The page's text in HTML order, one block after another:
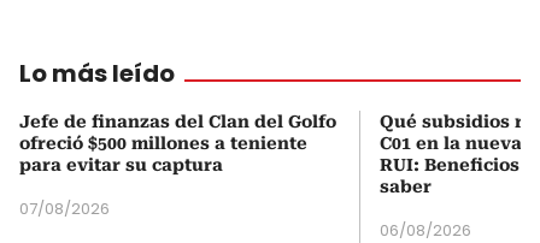
Lo más leído
Jefe de finanzas del Clan del Golfo
ofreció $500 millones a teniente
para evitar su captura
07/08/2026
Qué subsidios
C01 en la nueva
RUI: Beneficios
saber
06/08/2026